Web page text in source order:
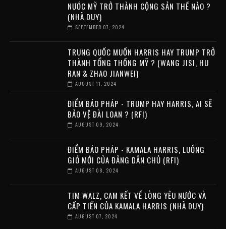
NƯỚC MỸ TRỞ THÀNH CỘNG SẢN THẾ NÀO ?
(NHÃ DUY)
SEPTEMBER 07, 2024
TRUNG QUỐC MUỐN HARRIS HAY TRUMP TRỞ
THÀNH TỔNG THỐNG MỸ ? (WANG JISI, HU
RAN & ZHAO JIANWEI)
AUGUST 11, 2024
ĐIỂM BÁO PHÁP - TRUMP HAY HARRIS, AI SẼ
BẢO VỆ ĐÀI LOAN ? (RFI)
AUGUST 09, 2024
ĐIỂM BÁO PHÁP - KAMALA HARRIS, LUỒNG
GIÓ MỚI CỦA ĐẢNG DÂN CHỦ (RFI)
AUGUST 08, 2024
TIM WALZ, CAM KẾT VỀ LÒNG YÊU NƯỚC VÀ
CẤP TIẾN CỦA KAMALA HARRIS (NHÃ DUY)
AUGUST 07, 2024